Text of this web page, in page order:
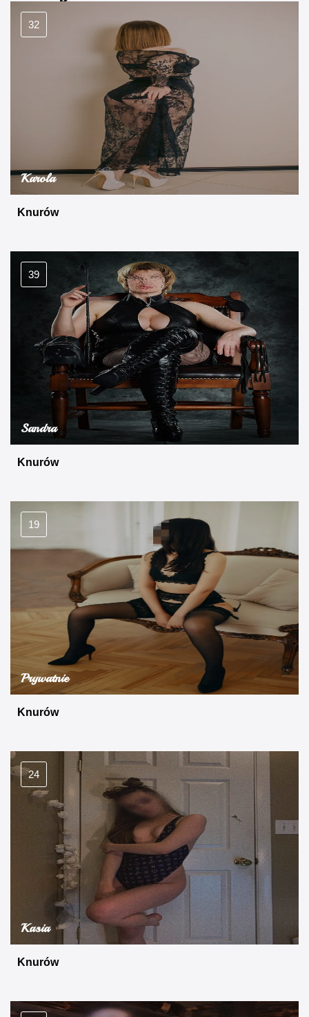
32
Karola
Knurów
39
Sandra
Knurów
19
Prywatnie
Knurów
24
Kasia
Knurów